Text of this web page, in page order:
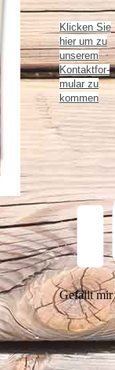
Klicken Sie
hier um zu
unserem
Kon­takt­for­
mu­lar zu
kommen
Gefällt mir